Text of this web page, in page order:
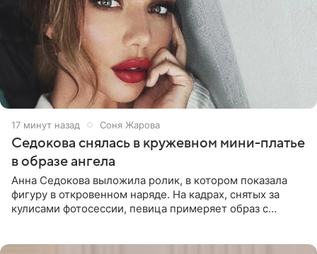
17 минут назад Соня Жарова
Седокова снялась в кружевном мини-платье
в образе ангела
Анна Седокова выложила ролик, в котором показала
фигуру в откровенном наряде. На кадрах, снятых за
кулисами фотосессии, певица примеряет образ с